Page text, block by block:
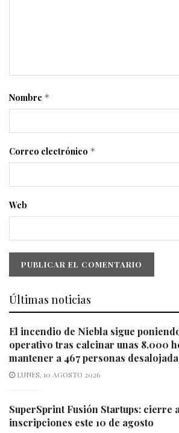
Nombre *
Correo electrónico *
Web
Últimas noticias
El incendio de Niebla sigue
operativo tras calcinar unas 8.000
mantener a 467 personas
LUNES, 10 AGOSTO 2026
SuperSprint Fusión Startups: cierre
inscripciones este 10 de agosto